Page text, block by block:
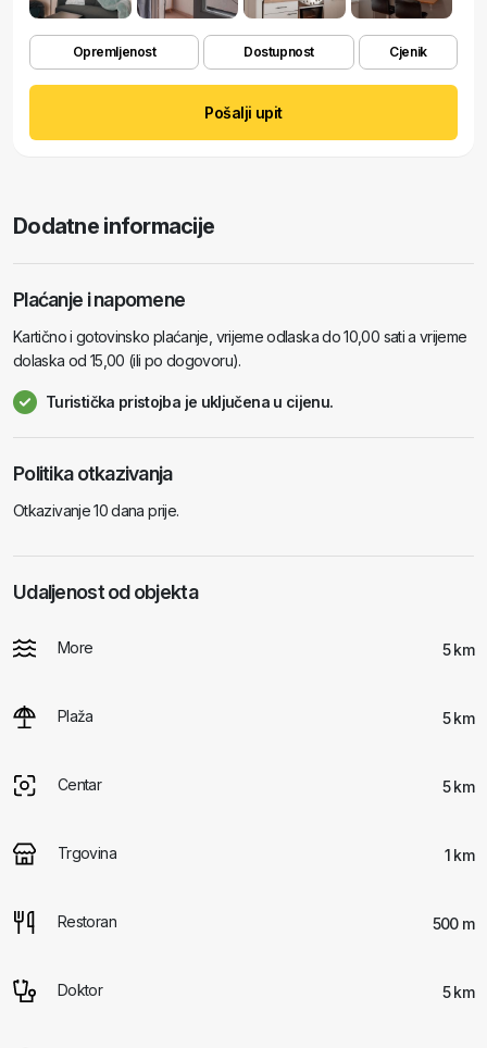
Opremljenost Dostupnost Cjenik
Pošalji upit
Dodatne informacije
Plaćanje i napomene
Kartično i gotovinsko plaćanje, vrijeme odlaska do 10,00 sati a vrijeme
dolaska od 15,00 (ili po dogovoru).
Turistička pristojba je uključena u cijenu.
Politika otkazivanja
Otkazivanje 10 dana prije.
Udaljenost od objekta
More 5 km
Plaža 5 km
Centar 5 km
Trgovina 1 km
Restoran 500 m
Doktor 5 km